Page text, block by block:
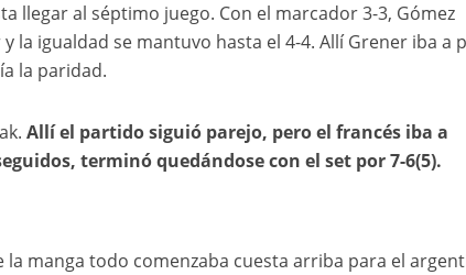
llegar al séptimo juego. Con el marcador 3-3, Gómez
igualdad se mantuvo hasta el 4-4. Allí Grener iba a
la paridad.
Allí el partido siguió parejo, pero el francés iba a
terminó quedándose con el set por 7-6(5).
la manga todo comenzaba cuesta arriba para el